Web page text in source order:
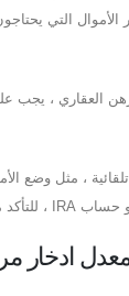
التي
، مثل وضع
ادخار